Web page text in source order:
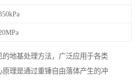
地基处理方法，广泛应用于各类
原理是通过重锤自由落体产生的冲